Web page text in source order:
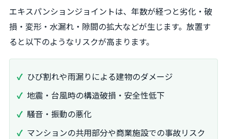
エキスパンションジョイントは、年数が経つと劣化・破
損・変形・水漏れ・隙間の拡大などが生じます。放置す
ると以下のようなリスクが高まります。
ひび割れや雨漏りによる建物のダメージ
地震・台風時の構造破損・安全性低下
騒音・振動の悪化
マンションの共用部分や商業施設での事故リスク